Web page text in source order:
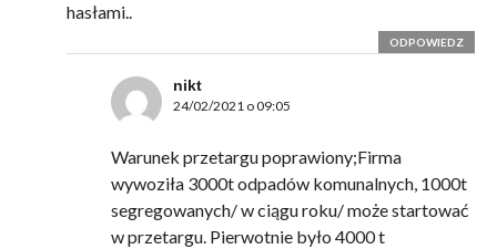
hasłami..
ODPOWIEDZ
nikt
24/02/2021 o 09:05
Warunek przetargu poprawiony;Firma
wywoziła 3000t odpadów komunalnych, 1000t
segregowanych/ w ciągu roku/ może startować
w przetargu. Pierwotnie było 4000 t